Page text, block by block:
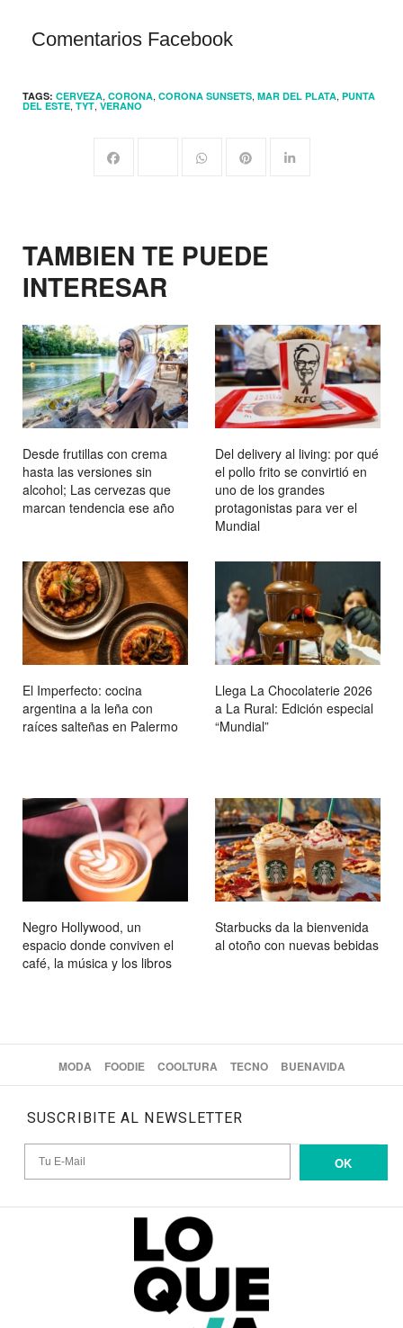
Comentarios Facebook
TAGS: CERVEZA, CORONA, CORONA SUNSETS, MAR DEL PLATA, PUNTA
DEL ESTE, TYT, VERANO
TAMBIEN TE PUEDE
INTERESAR
Desde frutillas con crema
hasta las versiones sin
alcohol; Las cervezas que
marcan tendencia ese año
Del delivery al living: por qué
el pollo frito se convirtió en
uno de los grandes
protagonistas para ver el
Mundial
El Imperfecto: cocina
argentina a la leña con
raíces salteñas en Palermo
Llega La Chocolaterie 2026
a La Rural: Edición especial
“Mundial”
Negro Hollywood, un
espacio donde conviven el
café, la música y los libros
Starbucks da la bienvenida
al otoño con nuevas bebidas
MODA FOODIE COOLTURA TECNO BUENAVIDA
SUSCRIBITE AL NEWSLETTER
OK